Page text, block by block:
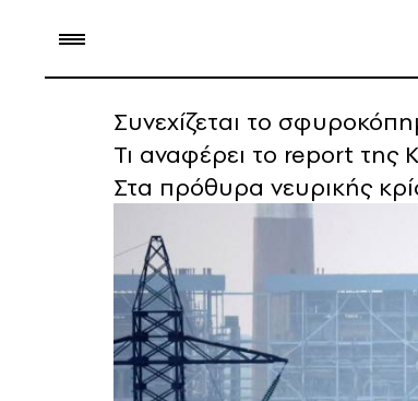
Συνεχίζεται το
Τι αναφέρει το report της
Στα πρόθυρα νευρικής